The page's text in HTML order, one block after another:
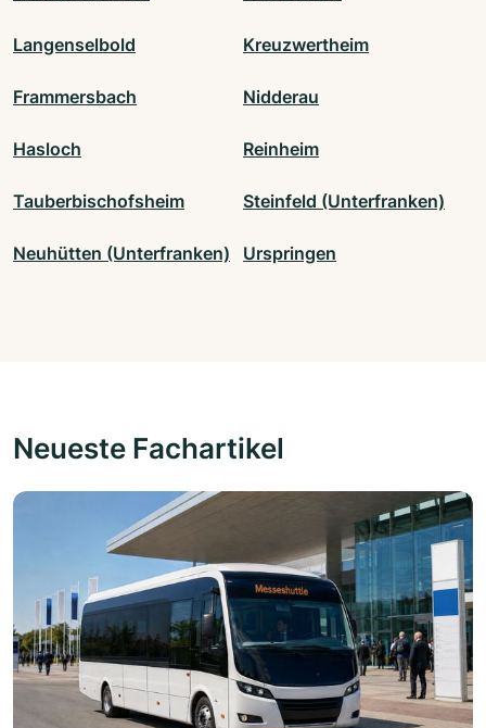
Langenselbold Kreuzwertheim
Frammersbach Nidderau
Hasloch Reinheim
Tauberbischofsheim Steinfeld (Unterfranken)
Neuhütten (Unterfranken) Urspringen
Neueste Fachartikel